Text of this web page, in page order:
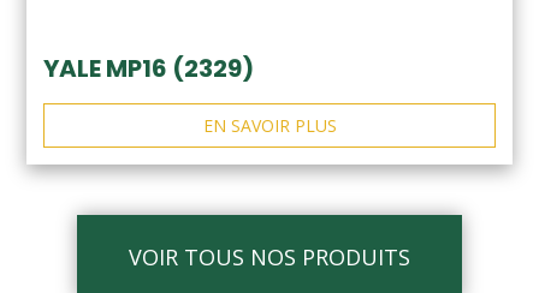
YALE MP16 (2329)
EN SAVOIR PLUS
VOIR TOUS NOS PRODUITS